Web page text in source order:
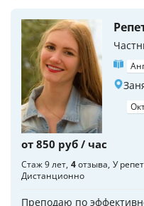
от 850 руб / час
Стаж 9 лет 4отзыва У
Дистанционно
Преподаю по